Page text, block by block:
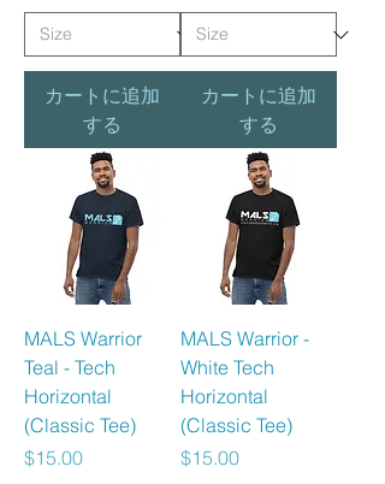
カートに追加
する
カートに追加
する
MALS Warrior
Teal - Tech
Horizontal
(Classic Tee)
価格
$15.00
MALS Warrior -
White Tech
Horizontal
(Classic Tee)
価格
$15.00